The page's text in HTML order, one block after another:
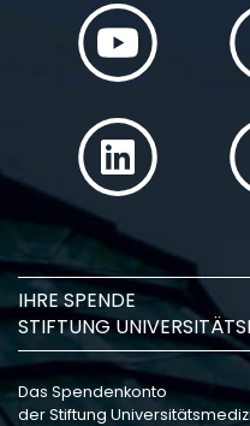
IHRE SPENDE
STIFTUNG
Das Spendenkonto
der Stiftung